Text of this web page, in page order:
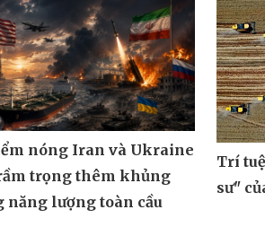
nóng Iran và Ukraine
trọng thêm khủng
năng lượng toàn cầu
Trí
sư"